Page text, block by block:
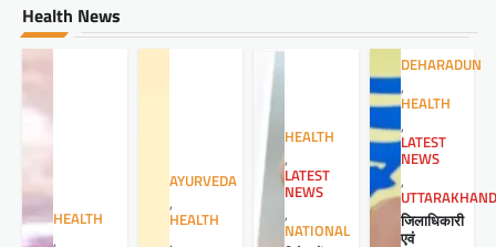
Health News
HEALTH
,
AYURVEDA
,
HEALTH
,
HEALTH
,
LATEST
NEWS
,
NATIONAL
DEHARADUN
,
HEALTH
,
LATEST
NEWS
,
UTTARAKHAND
जिलाधिकारी
एवं